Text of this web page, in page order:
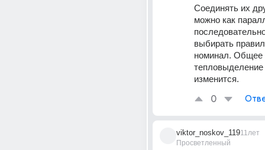
Соединять их
можно как
выбирать
номинал. Общее
тепловыделение
изменится.
0
viktor_noskov_119
Просветленный
11лет